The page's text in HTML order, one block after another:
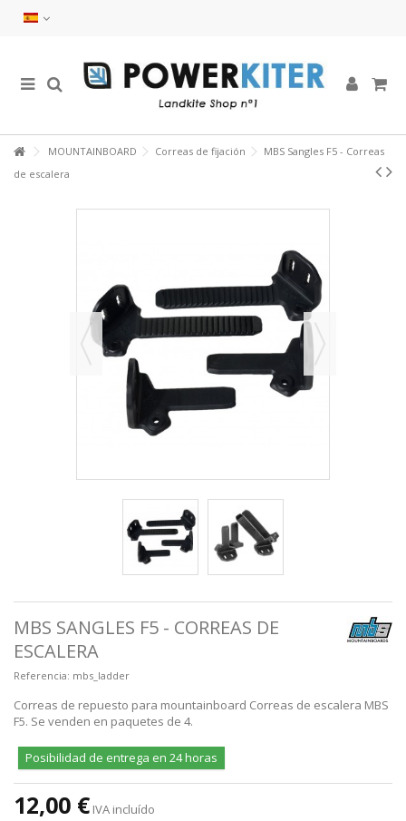
MOUNTAINBOARD Correas de fijación
MBS Sangles F5 - Correas
de escalera
MBS SANGLES F5 - CORREAS DE
ESCALERA
Referencia: mbs_ladder
Correas de repuesto para mountainboard Correas de escalera MBS
F5. Se venden en paquetes de 4.
Posibilidad de entrega en 24 horas
12,00 € IVA incluído